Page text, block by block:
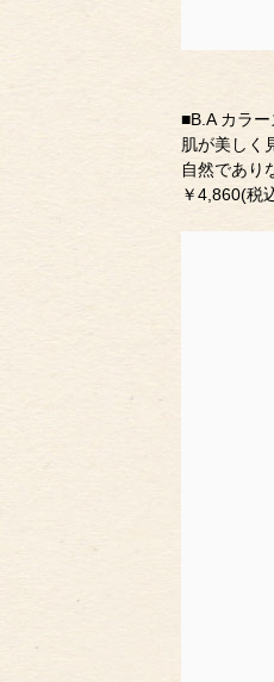
■B.A カラ
肌が美しく
自然であり
￥4,860(税